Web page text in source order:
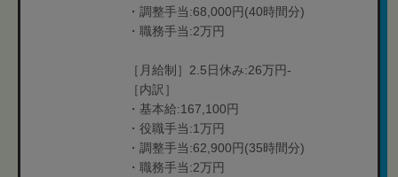
・調整手当:68,000円(40時間分)
・職務手当:2万円
［月給制］2.5日休み:26万円-
［内訳］
・基本給:167,100円
・役職手当:1万円
・調整手当:62,900円(35時間分)
・職務手当:2万円